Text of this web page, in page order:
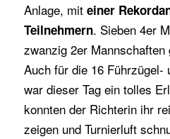
Anlage, mit einer
Teilnehmern. Sieben 4er
zwanzig 2er
Auch für die 16 Führzügel-
war dieser Tag ein tolles
konnten der Richterin ihr
zeigen und Turnierluft